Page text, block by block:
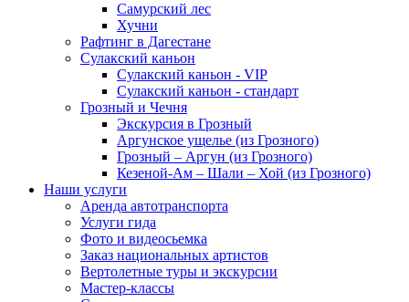
Самурский лес
Хучни
Рафтинг в Дагестане
Сулакский каньон
Сулакский каньон - VIP
Сулакский каньон - стандарт
Грозный и Чечня
Экскурсия в Грозный
Аргунское ущелье (из Грозного)
Грозный – Аргун (из Грозного)
Кезеной-Ам – Шали – Хой (из Грозного)
Наши услуги
Аренда автотранспорта
Услуги гида
Фото и видеосьемка
Заказ национальных артистов
Вертолетные туры и экскурсии
Мастер-классы